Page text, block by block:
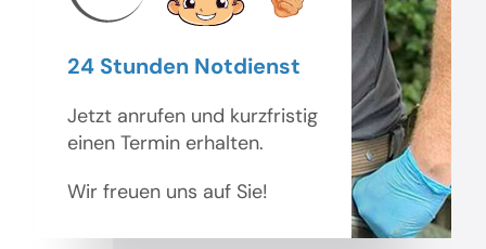
24 Stunden Notdienst
Jetzt anrufen und kurzfristig
einen Termin erhalten.
Wir freuen uns auf Sie!